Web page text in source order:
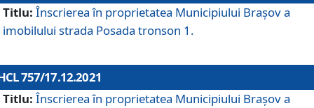
Titlu: Înscrierea în proprietatea Municipiului Brașov a
imobilului strada Posada tronson 1.
757/17.12.2021
Titlu: Înscrierea în proprietatea Municipiului Brașov a